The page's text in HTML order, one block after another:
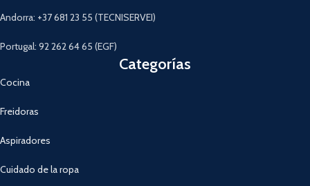
Andorra: +37 681 23 55 (TECNISERVEI)
Portugal: 92 262 64 65 (EGF)
Categorías
Cocina
Freidoras
Aspiradores
Cuidado de la ropa